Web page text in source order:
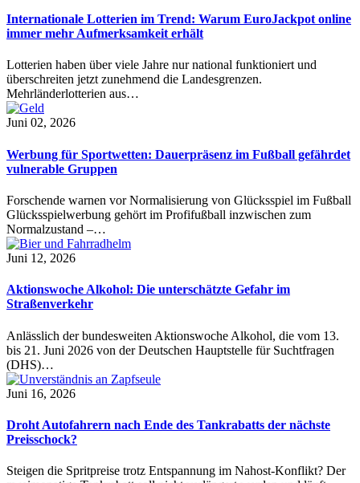
Internationale Lotterien im Trend: Warum EuroJackpot online
immer mehr Aufmerksamkeit erhält
Lotterien haben über viele Jahre nur national funktioniert und
überschreiten jetzt zunehmend die Landesgrenzen.
Mehrländerlotterien aus…
Juni 02, 2026
Werbung für Sportwetten: Dauerpräsenz im Fußball gefährdet
vulnerable Gruppen
Forschende warnen vor Normalisierung von Glücksspiel im Fußball
Glücksspielwerbung gehört im Profifußball inzwischen zum
Normalzustand –…
Juni 12, 2026
Aktionswoche Alkohol: Die unterschätzte Gefahr im
Straßenverkehr
Anlässlich der bundesweiten Aktionswoche Alkohol, die vom 13.
bis 21. Juni 2026 von der Deutschen Hauptstelle für Suchtfragen
(DHS)…
Juni 16, 2026
Droht Autofahrern nach Ende des Tankrabatts der nächste
Preisschock?
Steigen die Spritpreise trotz Entspannung im Nahost-Konflikt? Der